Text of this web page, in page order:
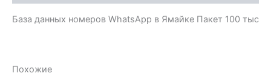
База данных номеров WhatsApp в Ямайке Пакет 100 тыс
Похожие